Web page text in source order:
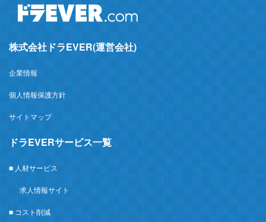
株式会社ドラEVER(運営会社)
企業情報
個人情報保護方針
サイトマップ
ドラEVERサービス一覧
■ 人材サービス
求人情報サイト
■ コスト削減